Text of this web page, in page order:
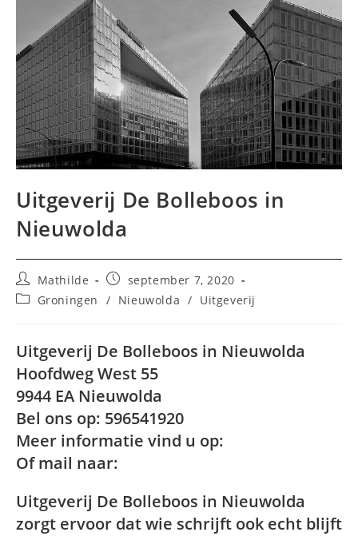
Uitgeverij De Bolleboos in
Nieuwolda
Bericht
auteur:
Mathilde
Bericht
gepubliceerd
op:
september 7, 2020
Berichtcategorie:
Groningen / Nieuwolda / Uitgeverij
Uitgeverij De Bolleboos in Nieuwolda
Hoofdweg West 55
9944 EA Nieuwolda
Bel ons op: 596541920
Meer informatie vind u op:
Of mail naar:
Uitgeverij De Bolleboos in Nieuwolda
zorgt ervoor dat wie schrijft ook echt blijft